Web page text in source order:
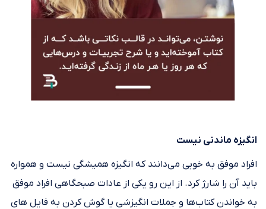
انگیزه ماندنی نیست
افراد موفق به خوبی‌ می‌دانند که انگیزه همیشگی نیست و همواره
باید آن را شارژ کرد. از این رو یکی از عادات صبحگاهی افراد موفق
به خواندن کتاب‌ها و جملات انگیزشی یا گوش کردن به فایل‌ های